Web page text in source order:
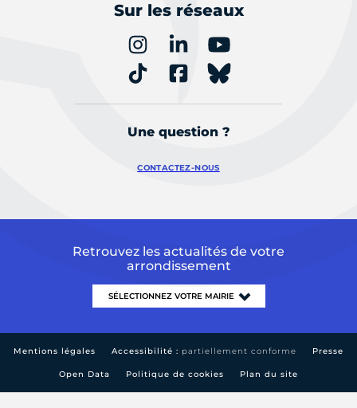
Sur les réseaux
Une question ?
CONTACTEZ-NOUS
Retrouvez les actualités de votre
arrondissement
Mentions légales Accessibilité : partiellement conforme Presse
Open Data Politique de cookies Plan du site